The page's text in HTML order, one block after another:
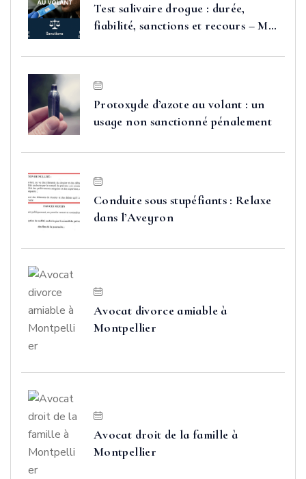
Test salivaire drogue : durée,
fiabilité, sanctions et recours – Me
Protoxyde d’azote au volant : un
usage non sanctionné pénalement
Conduite sous stupéfiants : Relaxe
dans l’Aveyron
Avocat divorce amiable à
Montpellier
Avocat droit de la famille à
Montpellier